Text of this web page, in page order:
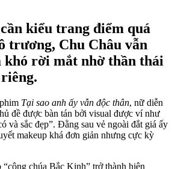
kiểu trang điểm quá
trương, Chu Châu vẫn
khó rời mắt nhờ thần thái
Tại sao anh ấy vẫn độc thân, nữ diễn
đề được bàn tán bởi visual được ví như
và sắc đẹp”. Đằng sau vẻ ngoài đắt giá ấy
makeup khá đơn giản nhưng cực kỳ